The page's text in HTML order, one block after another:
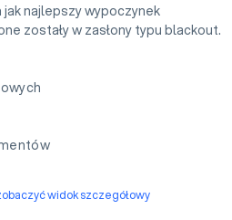
najlepszy wypoczynek
zostały w zasłony typu blackout.
widok szczegółowy